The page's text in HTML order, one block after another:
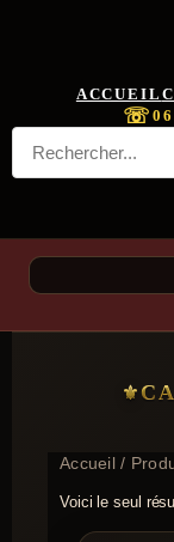
ACCUEIL
☏
Accueil/
Voici le seul